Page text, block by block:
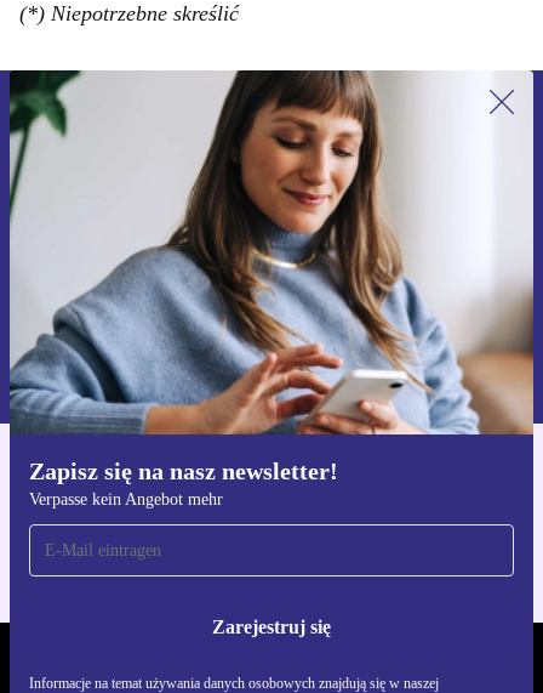
(*) Niepotrzebne skreślić
Zapisz się na nasz newsletter!
Verpasse kein Angebot mehr
Zarejestruj się
Informacje na temat używania danych osobowych znajdują się w naszej
Zapisz się na nasz newsletter!
Nie przegap żadnej oferty.
Zarejestruj się
Informacje na temat używania danych osobowych znajdują się w
naszej
Polityce prywatności
Pobierz aplikację refurbed
Dla iOS i Android